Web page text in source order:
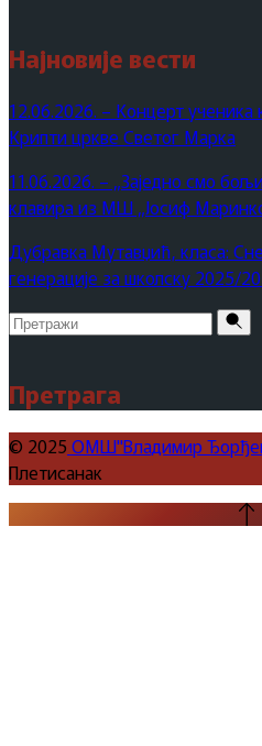
Најновије вести
12.06.2026. – Концерт
Крипти цркве Светог Марка
11.06.2026. – „Заједно смо
клавира из МШ „Јосиф
Дубравка Мутавџић, класа:
генерације за школску 2025/
Pretraži
Претрага
© 2025 ОМШ"Владимир
Плетисанак